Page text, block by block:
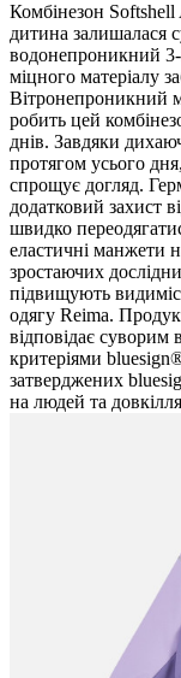
Комбінезон
дитина залишалася
водонепроникний 3-
міцного матеріалу
Вітронепроникний
робить цей
днів. Завдяки
протягом усього
спрощує догляд.
додатковий захист
швидко
еластичні манжети
зростаючих
підвищують
одягу Reima.
відповідає суворим
критеріями
затверджених
на людей та